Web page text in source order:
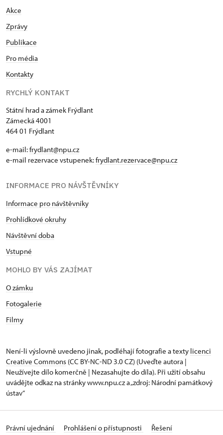
Akce
Zprávy
Publikace
Pro média
Kontakty
RYCHLÝ KONTAKT
Státní hrad a zámek Frýdlant
Zámecká 4001
464 01 Frýdlant
e-mail:frydlant@npu.cz
e-mail rezervace vstupenek:frydlant.rezervace@npu.cz
INFORMACE PRO NÁVŠTĚVNÍKY
Informace pro návštěvníky
Prohlídkové okruhy
Návštěvní doba
Vstupné
MOHLO BY VÁS ZAJÍMAT
O zámku
Fotogalerie
Filmy
Není-li výslovně uvedeno jinak, podléhají fotografie a texty licenci
Creative Commons (CC BY-NC-ND 3.0 CZ) (Uveďte autora |
Neužívejte dílo komerčně | Nezasahujte do díla). Při užití obsahu
uvádějte odkaz na stránky www.npu.cz a „zdroj: Národní památkový
ústav“
Právní ujednání Prohlášení o přístupnosti
Řešení